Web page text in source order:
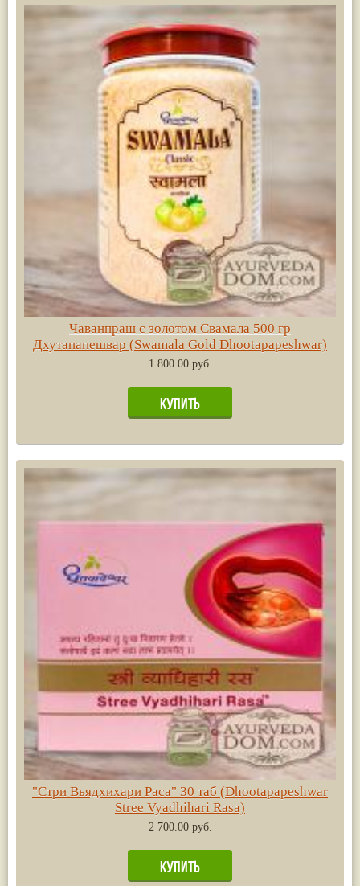
Чаванпраш c золотом Свамала 500 гр
Дхутапапешвар (Swamala Gold Dhootapapeshwar)
1 800.00 руб.
"Стри Вьядхихари Раса" 30 таб (Dhootapapeshwar
Stree Vyadhihari Rasа)
2 700.00 руб.